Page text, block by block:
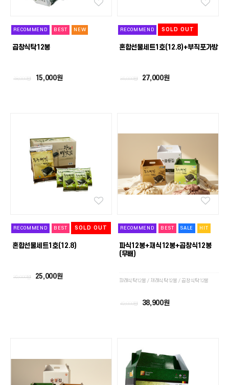
RECOMMEND BEST NEW
곱창식탁12봉
18,000원 15,000원
RECOMMEND SOLD OUT
혼합선물세트1호(12.8)+부직포가방
35,000원 27,000원
RECOMMEND BEST SOLD OUT
혼합선물세트1호(12.8)
32,000원 25,000원
RECOMMEND BEST SALE HIT
파식12봉+재식12봉+곱창식12봉
(무배)
파래식탁12봉 / 재래식탁12봉 / 곱창식탁12봉
42,000원 38,900원